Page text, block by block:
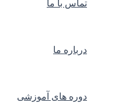
تماس با ما
درباره ما
دوره های آموزشی